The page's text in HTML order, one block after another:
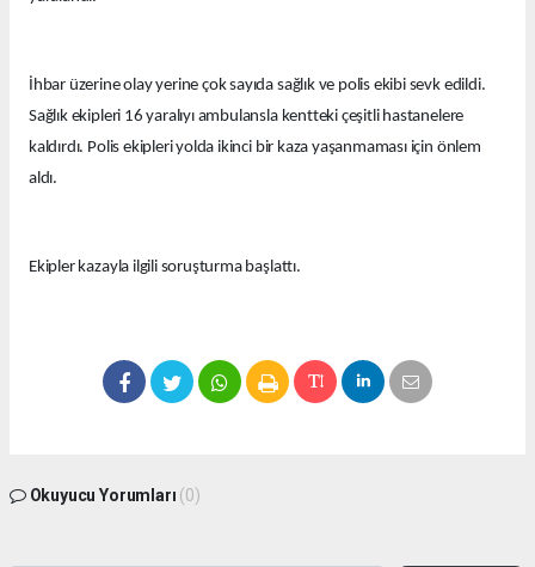
İhbar üzerine olay yerine çok sayıda sağlık ve polis ekibi sevk edildi.
Sağlık ekipleri 16 yaralıyı ambulansla kentteki çeşitli hastanelere
kaldırdı. Polis ekipleri yolda ikinci bir kaza yaşanmaması için önlem
aldı.
Ekipler kazayla ilgili soruşturma başlattı.
Okuyucu Yorumları (0)